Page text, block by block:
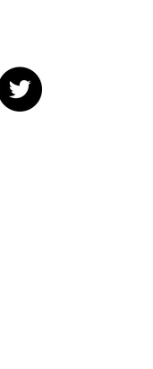
DRC Excellence
Deborah Kaya